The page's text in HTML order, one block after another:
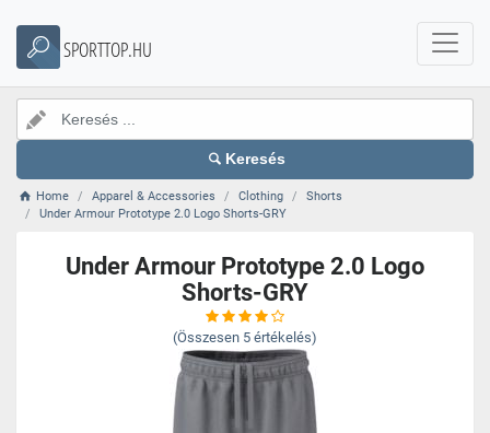
SPORTTOP.HU
Keresés
Home Apparel & Accessories Clothing
Shorts
Under Armour Prototype 2.0 Logo Shorts-GRY
Under Armour Prototype 2.0 Logo
Shorts-GRY
(Összesen 5 értékelés)